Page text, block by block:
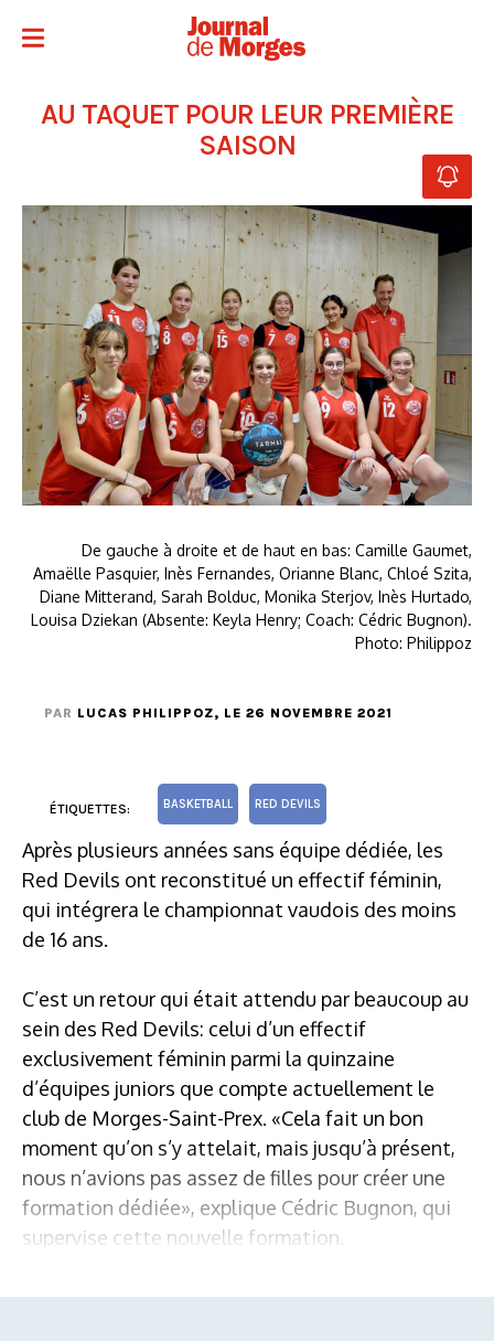
AU TAQUET POUR LEUR PREMIÈRE
SAISON
De gauche à droite et de haut en bas: Camille Gaumet,
Amaëlle Pasquier, Inès Fernandes, Orianne Blanc, Chloé Szita,
Diane Mitterand, Sarah Bolduc, Monika Sterjov, Inès Hurtado,
Louisa Dziekan (Absente: Keyla Henry; Coach: Cédric Bugnon).
Photo: Philippoz
PAR LUCAS PHILIPPOZ, LE 26 NOVEMBRE 2021
ÉTIQUETTES: BASKETBALL RED DEVILS
Après plusieurs années sans équipe dédiée, les
Red Devils ont reconstitué un effectif féminin,
qui intégrera le championnat vaudois des moins
de 16 ans.
C’est un retour qui était attendu par beaucoup au
sein des Red Devils: celui d’un effectif
exclusivement féminin parmi la quinzaine
d’équipes juniors que compte actuellement le
club de Morges-Saint-Prex. «Cela fait un bon
moment qu’on s’y attelait, mais jusqu’à présent,
nous n’avions pas assez de filles pour créer une
formation dédiée», explique Cédric Bugnon, qui
supervise cette nouvelle formation.